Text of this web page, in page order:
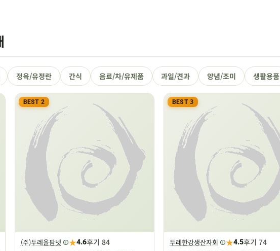
정육/유정란 간식 음료/차/유제품 과일/견과 양념/조미 생활용품
BEST 2
(주)두레올팜넷 ★4.6후기 84
BEST 3
두레한강생산자회 ★4.5후기 74